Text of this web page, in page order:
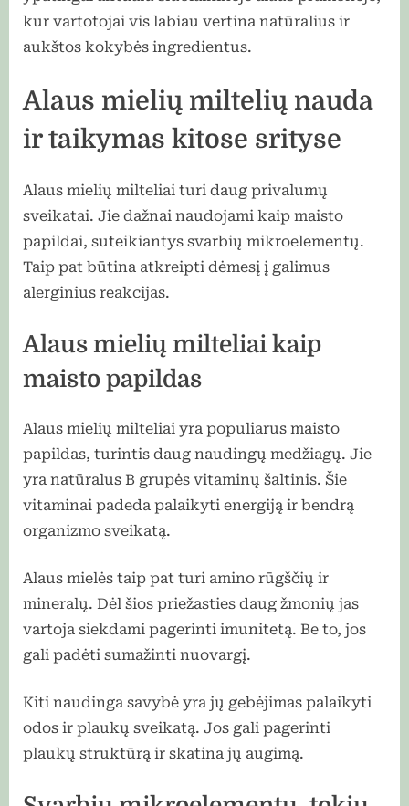
kur vartotojai vis labiau vertina natūralius ir
aukštos kokybės ingredientus.
Alaus mielių miltelių nauda
ir taikymas kitose srityse
Alaus mielių milteliai turi daug privalumų
sveikatai. Jie dažnai naudojami kaip maisto
papildai, suteikiantys svarbių mikroelementų.
Taip pat būtina atkreipti dėmesį į galimus
alerginius reakcijas.
Alaus mielių milteliai kaip
maisto papildas
Alaus mielių milteliai yra populiarus maisto
papildas, turintis daug naudingų medžiagų. Jie
yra natūralus B grupės vitaminų šaltinis. Šie
vitaminai padeda palaikyti energiją ir bendrą
organizmo sveikatą.
Alaus mielės taip pat turi amino rūgščių ir
mineralų. Dėl šios priežasties daug žmonių jas
vartoja siekdami pagerinti imunitetą. Be to, jos
gali padėti sumažinti nuovargį.
Kiti naudinga savybė yra jų gebėjimas palaikyti
odos ir plaukų sveikatą. Jos gali pagerinti
plaukų struktūrą ir skatina jų augimą.